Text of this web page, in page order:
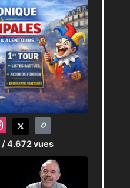
/ 4.672 vues